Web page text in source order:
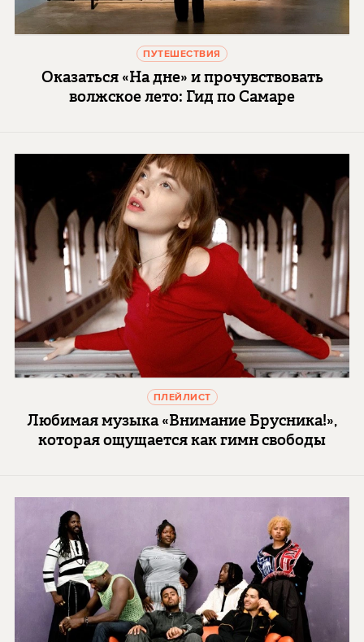
ПУТЕШЕСТВИЯ
Оказаться «На дне» и прочувствовать
волжское лето: Гид по Самаре
ПЛЕЙЛИСТ
Любимая музыка «Внимание Брусника!»,
которая ощущается как гимн свободы